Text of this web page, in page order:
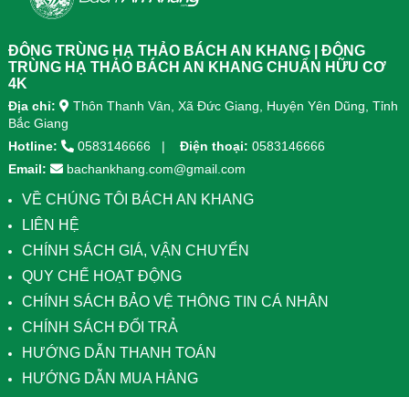
máy đạt chuẩn GMP, sử dụng công
giúp hấp thu nhanh và hiệu quả
hơn.
ĐÔNG TRÙNG HẠ THẢO BÁCH AN KHANG | ĐÔNG
TRÙNG HẠ THẢO BÁCH AN KHANG CHUẨN HỮU CƠ
4K
Địa chỉ:
Thôn Thanh Vân, Xã Đức Giang, Huyện Yên Dũng, Tỉnh
Bắc Giang
Hotline:
0583146666 Điện thoại: 0583146666
Email:
bachankhang.com@gmail.com
VỀ CHÚNG TÔI BÁCH AN KHANG
LIÊN HỆ
CHÍNH SÁCH GIÁ, VẬN CHUYỂN
QUY CHẾ HOẠT ĐỘNG
CHÍNH SÁCH BẢO VỆ THÔNG TIN CÁ NHÂN
CHÍNH SÁCH ĐỔI TRẢ
HƯỚNG DẪN THANH TOÁN
HƯỚNG DẪN MUA HÀNG